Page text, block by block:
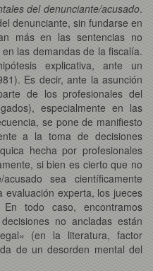
del denunciante/acusado.
denunciante, sin fundarse en
más en las sentencias no
las demandas de la fiscalía.
explicativa, ante un
Es decir, ante la asunción
de los profesionales del
especialmente en las
se pone de manifiesto
a la toma de decisiones
hecha por profesionales
si bien es cierto que no
sea científicamente
evaluación experta, los jueces
todo caso, encontramos
no ancladas están
(en la literatura, factor
de un desorden mental del